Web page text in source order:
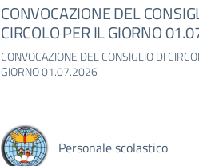
CONVOCAZIONE DEL
CIRCOLO PER IL GIORNO
CONVOCAZIONE DEL CONSIGLIO DI
GIORNO 01.07.2026
Personale scolastico